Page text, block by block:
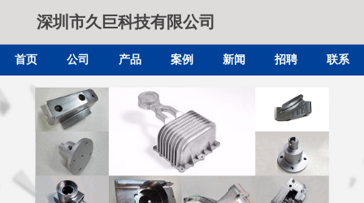
深圳市久巨科技有限公司
首页 公司 产品 案例 新闻 招聘 联系